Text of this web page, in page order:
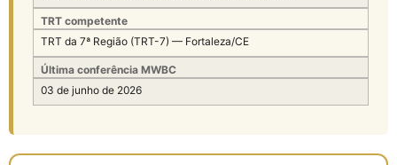
TRT competente
TRT da 7ª Região (TRT-7) — Fortaleza/CE
Última conferência MWBC
03 de junho de 2026